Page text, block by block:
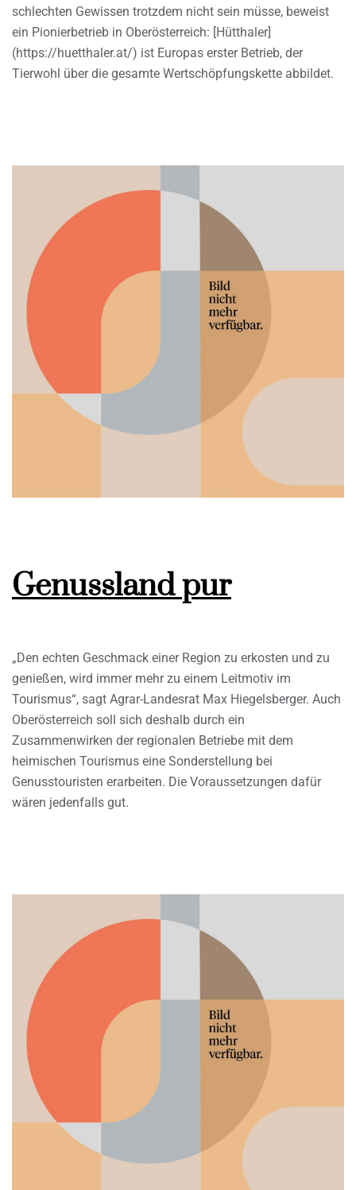
schlechten Gewissen trotzdem nicht sein müsse, beweist
ein Pionierbetrieb in Oberösterreich: [Hütthaler]
(https://huetthaler.at/) ist Europas erster Betrieb, der
Tierwohl über die gesamte Wertschöpfungskette abbildet.
Genussland pur
„Den echten Geschmack einer Region zu erkosten und zu
genießen, wird immer mehr zu einem Leitmotiv im
Tourismus“, sagt Agrar-Landesrat Max Hiegelsberger. Auch
Oberösterreich soll sich deshalb durch ein
Zusammenwirken der regionalen Betriebe mit dem
heimischen Tourismus eine Sonderstellung bei
Genusstouristen erarbeiten. Die Voraussetzungen dafür
wären jedenfalls gut.